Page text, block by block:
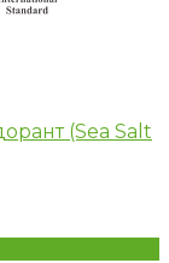
(Sea Salt